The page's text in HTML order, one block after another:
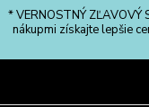
* VERNOSTNÝ
nákupmi získajte lepšie